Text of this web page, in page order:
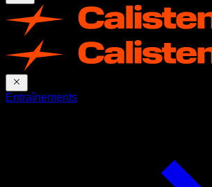
Entraînements